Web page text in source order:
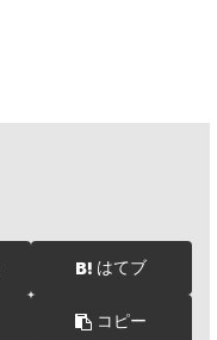
はてブ
コピー